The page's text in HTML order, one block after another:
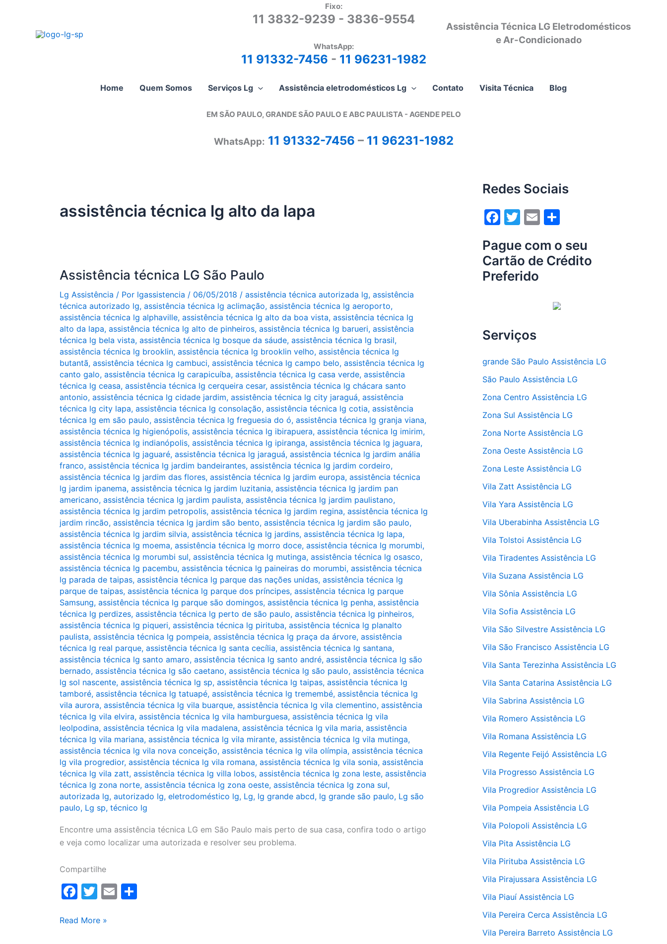
Fixo:
11 3832-9239 - 3836-9554
WhatsApp:
11 91332-7456 - 11 96231-1982
Assistência Técnica LG Eletrodomésticos
e Ar-Condicionado
Home Quem Somos Serviços Lg Assistência eletrodomésticos Lg Contato Visita Técnica Blog
EM SÃO PAULO, GRANDE SÃO PAULO E ABC PAULISTA - AGENDE PELO
WhatsApp: 11 91332-7456 – 11 96231-1982
assistência técnica lg alto da lapa
Assistência técnica LG São Paulo
Lg Assistência / Por lgassistencia / 06/05/2018 / assistência técnica autorizada lg, assistência
técnica autorizado lg, assistência técnica lg aclimação, assistência técnica lg aeroporto,
assistência técnica lg alphaville, assistência técnica lg alto da boa vista, assistência técnica lg
alto da lapa, assistência técnica lg alto de pinheiros, assistência técnica lg barueri, assistência
técnica lg bela vista, assistência técnica lg bosque da sáude, assistência técnica lg brasil,
assistência técnica lg brooklin, assistência técnica lg brooklin velho, assistência técnica lg
butantã, assistência técnica lg cambuci, assistência técnica lg campo belo, assistência técnica lg
canto galo, assistência técnica lg carapicuíba, assistência técnica lg casa verde, assistência
técnica lg ceasa, assistência técnica lg cerqueira cesar, assistência técnica lg chácara santo
antonio, assistência técnica lg cidade jardim, assistência técnica lg city jaraguá, assistência
técnica lg city lapa, assistência técnica lg consolação, assistência técnica lg cotia, assistência
técnica lg em são paulo, assistência técnica lg freguesia do ó, assistência técnica lg granja viana,
assistência técnica lg higienópolis, assistência técnica lg ibirapuera, assistência técnica lg imirim,
assistência técnica lg indianópolis, assistência técnica lg ipiranga, assistência técnica lg jaguara,
assistência técnica lg jaguaré, assistência técnica lg jaraguá, assistência técnica lg jardim anália
franco, assistência técnica lg jardim bandeirantes, assistência técnica lg jardim cordeiro,
assistência técnica lg jardim das flores, assistência técnica lg jardim europa, assistência técnica
lg jardim ipanema, assistência técnica lg jardim luzitania, assistência técnica lg jardim pan
americano, assistência técnica lg jardim paulista, assistência técnica lg jardim paulistano,
assistência técnica lg jardim petropolis, assistência técnica lg jardim regina, assistência técnica lg
jardim rincão, assistência técnica lg jardim são bento, assistência técnica lg jardim são paulo,
assistência técnica lg jardim silvia, assistência técnica lg jardins, assistência técnica lg lapa,
assistência técnica lg moema, assistência técnica lg morro doce, assistência técnica lg morumbi,
assistência técnica lg morumbi sul, assistência técnica lg mutinga, assistência técnica lg osasco,
assistência técnica lg pacembu, assistência técnica lg paineiras do morumbi, assistência técnica
lg parada de taipas, assistência técnica lg parque das nações unidas, assistência técnica lg
parque de taipas, assistência técnica lg parque dos príncipes, assistência técnica lg parque
Samsung, assistência técnica lg parque são domingos, assistência técnica lg penha, assistência
técnica lg perdizes, assistência técnica lg perto de são paulo, assistência técnica lg pinheiros,
assistência técnica lg piqueri, assistência técnica lg pirituba, assistência técnica lg planalto
paulista, assistência técnica lg pompeia, assistência técnica lg praça da árvore, assistência
técnica lg real parque, assistência técnica lg santa cecília, assistência técnica lg santana,
assistência técnica lg santo amaro, assistência técnica lg santo andré, assistência técnica lg são
bernado, assistência técnica lg são caetano, assistência técnica lg são paulo, assistência técnica
lg sol nascente, assistência técnica lg sp, assistência técnica lg taipas, assistência técnica lg
tamboré, assistência técnica lg tatuapé, assistência técnica lg tremembé, assistência técnica lg
vila aurora, assistência técnica lg vila buarque, assistência técnica lg vila clementino, assistência
técnica lg vila elvira, assistência técnica lg vila hamburguesa, assistência técnica lg vila
leolpodina, assistência técnica lg vila madalena, assistência técnica lg vila maria, assistência
técnica lg vila mariana, assistência técnica lg vila mirante, assistência técnica lg vila mutinga,
assistência técnica lg vila nova conceição, assistência técnica lg vila olímpia, assistência técnica
lg vila progredior, assistência técnica lg vila romana, assistência técnica lg vila sonia, assistência
técnica lg vila zatt, assistência técnica lg villa lobos, assistência técnica lg zona leste, assistência
técnica lg zona norte, assistência técnica lg zona oeste, assistência técnica lg zona sul,
autorizada lg, autorizado lg, eletrodoméstico lg, Lg, lg grande abcd, lg grande são paulo, Lg são
paulo, Lg sp, técnico lg
Encontre uma assistência técnica LG em São Paulo mais perto de sua casa, confira todo o artigo
e veja como localizar uma autorizada e resolver seu problema.
Compartilhe
F
c
T
itt
E
Assistência
Read More »
Redes Sociais
F
c
e
b
k
T
itt
er
E
ai
l
ar
e
Pague com o seu
Cartão de Crédito
Preferido
Serviços
grande São Paulo Assistência LG
São Paulo Assistência LG
Zona Centro Assistência LG
Zona Sul Assistência LG
Zona Norte Assistência LG
Zona Oeste Assistência LG
Zona Leste Assistência LG
Vila Zatt Assistência LG
Vila Yara Assistência LG
Vila Uberabinha Assistência LG
Vila Tolstoi Assistência LG
Vila Tiradentes Assistência LG
Vila Suzana Assistência LG
Vila Sônia Assistência LG
Vila Sofia Assistência LG
Vila São Silvestre Assistência LG
Vila São Francisco Assistência LG
Vila Santa Terezinha Assistência LG
Vila Santa Catarina Assistência LG
Vila Sabrina Assistência LG
Vila Romero Assistência LG
Vila Romana Assistência LG
Vila Regente Feijó Assistência LG
Vila Progresso Assistência LG
Vila Progredior Assistência LG
Vila Pompeia Assistência LG
Vila Polopoli Assistência LG
Vila Pita Assistência LG
Vila Pirituba Assistência LG
Vila Pirajussara Assistência LG
Vila Piauí Assistência LG
Vila Pereira Cerca Assistência LG
Vila Pereira Barreto Assistência LG